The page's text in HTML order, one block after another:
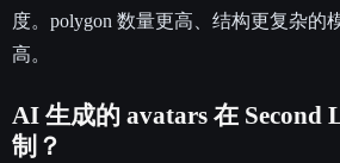
度。polygon 数量更高、结构更复杂的
高。
AI 生成的 avatars 在 Second
制？